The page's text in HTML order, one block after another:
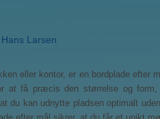
Hans Larsen
eller kontor, er en bordplade efter
at få præcis den størrelse og
du kan udnytte pladsen optimalt
efter mål sikrer, at du får et unikt